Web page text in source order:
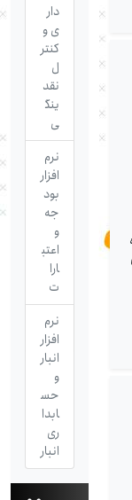
دار
ی و
کنتر
نقد
ینگ
ی
نرم
افزار
بود
جه
اعتب
ارا
ت
نرم
افزار
انبار
حس
ابدا
ری
انبار